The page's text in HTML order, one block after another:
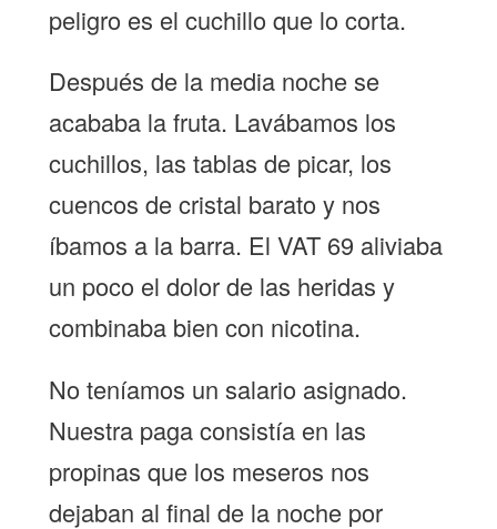
peligro es el cuchillo que lo corta.
Después de la media noche se
acababa la fruta. Lavábamos los
cuchillos, las tablas de picar, los
cuencos de cristal barato y nos
íbamos a la barra. El VAT 69 aliviaba
un poco el dolor de las heridas y
combinaba bien con nicotina.
No teníamos un salario asignado.
Nuestra paga consistía en las
propinas que los meseros nos
dejaban al final de la noche por